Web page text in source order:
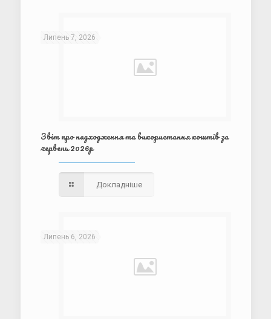
Липень 7, 2026
Звіт про надходження та використання коштів за
червень 2026р
Докладніше
Липень 6, 2026